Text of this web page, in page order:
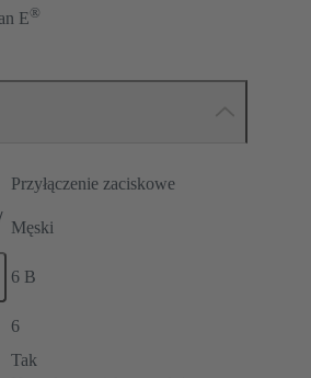
E®
Przyłączenie zaciskowe
Męski
6 B
6
Tak